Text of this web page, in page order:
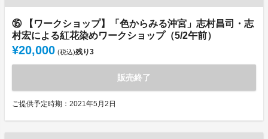
⑮ 【ワークショップ】「色からみる沖宮」志村昌司・志
村宏による紅花染めワークショップ（5/2午前）
¥20,000 (税込)残り3
販売終了
ご提供予定時期：2021年5月2日